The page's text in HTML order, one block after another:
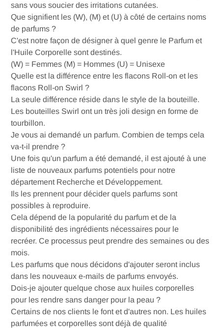
sans vous soucier des irritations cutanées.
Que signifient les (W), (M) et (U) à côté de certains noms
de parfums ?
C'est notre façon de désigner à quel genre le Parfum et
l'Huile Corporelle sont destinés.
(W) = Femmes (M) = Hommes (U) = Unisexe
Quelle est la différence entre les flacons Roll-on et les
flacons Roll-on Swirl ?
La seule différence réside dans le style de la bouteille.
Les bouteilles Swirl ont un très joli design en forme de
tourbillon.
Je vous ai demandé un parfum. Combien de temps cela
va-t-il prendre ?
Une fois qu'un parfum a été demandé, il est ajouté à une
liste de nouveaux parfums potentiels pour notre
département Recherche et Développement.
Ils les prennent pour décider quels parfums sont
possibles à reproduire.
Cela dépend de la popularité du parfum et de la
disponibilité des ingrédients nécessaires pour le
recréer. Ce processus peut prendre des semaines ou des
mois.
Les parfums que nous décidons d'ajouter seront inclus
dans les nouveaux e-mails de parfums envoyés.
Dois-je ajouter quelque chose aux huiles corporelles
pour les rendre sans danger pour la peau ?
Certains de nos clients le font et d'autres non. Les huiles
parfumées et corporelles sont déjà de qualité
Welcome to Talisman Perfume Oils®
It seems that you are in
you prefer:
Language
English